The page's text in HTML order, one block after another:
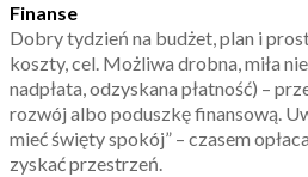
Finanse
Dobry tydzień na budżet, plan i
koszty, cel. Możliwa drobna, miła
nadpłata, odzyskana płatność) –
rozwój albo poduszkę finansową.
mieć święty spokój” – czasem
zyskać przestrzeń.